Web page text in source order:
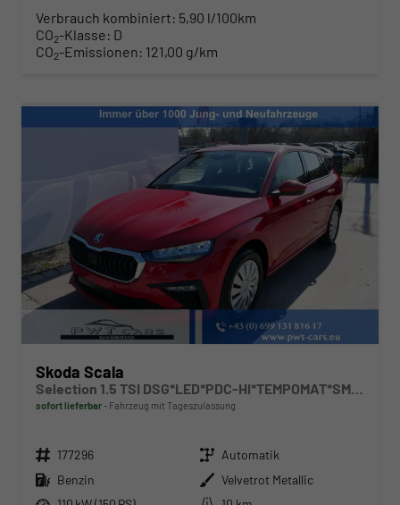
Verbrauch kombiniert: 5,90 l/100km
CO2-Klasse: D
CO2-Emissionen: 121,00 g/km
Skoda Scala
Selection 1.5 TSI DSG*LED*PDC-HI*TEMPOMAT*SMARTLINK*SHZ*KLIMA*RADIO
sofort lieferbar Fahrzeug mit Tageszulassung
Fahrzeugnr. 177296 Getriebe Automatik
Kraftstoff Benzin Außenfarbe Velvetrot Metallic